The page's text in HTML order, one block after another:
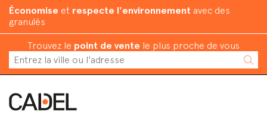
Économise et respecte l'environnement avec des
granulés
Trouvez le point de vente le plus proche de vous